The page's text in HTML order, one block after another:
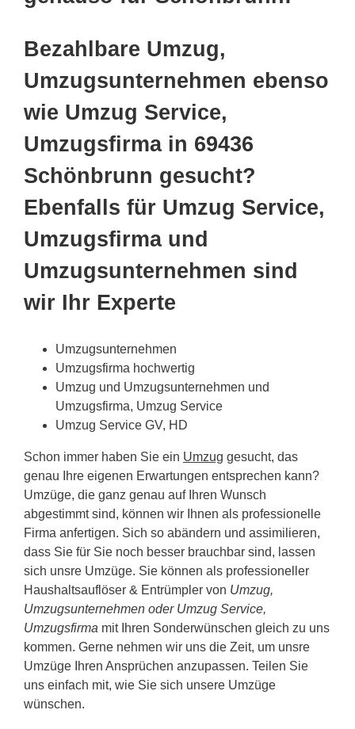
Bezahlbare Umzug,
Umzugsunternehmen ebenso
wie Umzug Service,
Umzugsfirma in 69436
Schönbrunn gesucht?
Ebenfalls für Umzug Service,
Umzugsfirma und
Umzugsunternehmen sind
wir Ihr Experte
Umzugsunternehmen
Umzugsfirma hochwertig
Umzug und Umzugsunternehmen und
Umzugsfirma, Umzug Service
Umzug Service GV, HD
Schon immer haben Sie ein Umzug gesucht, das
genau Ihre eigenen Erwartungen entsprechen kann?
Umzüge, die ganz genau auf Ihren Wunsch
abgestimmt sind, können wir Ihnen als professionelle
Firma anfertigen. Sich so abändern und assimilieren,
dass Sie für Sie noch besser brauchbar sind, lassen
sich unsre Umzüge. Sie können als professioneller
Haushaltsauflöser & Entrümpler von Umzug,
Umzugsunternehmen oder Umzug Service,
Umzugsfirma mit Ihren Sonderwünschen gleich zu uns
kommen. Gerne nehmen wir uns die Zeit, um unsre
Umzüge Ihren Ansprüchen anzupassen. Teilen Sie
uns einfach mit, wie Sie sich unsere Umzüge
wünschen.